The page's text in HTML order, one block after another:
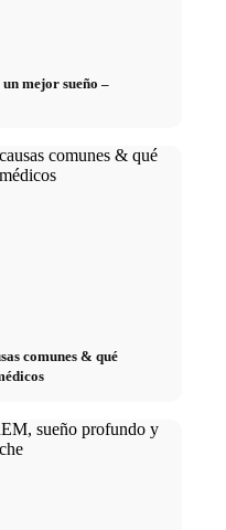
mejor sueño –
comunes & qué